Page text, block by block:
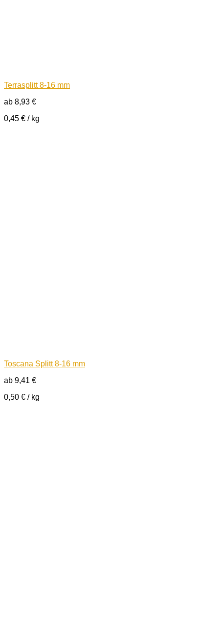
Terrasplitt 8-16 mm
ab 8,93 €
0,45 € / kg
Toscana Splitt 8-16 mm
ab 9,41 €
0,50 € / kg